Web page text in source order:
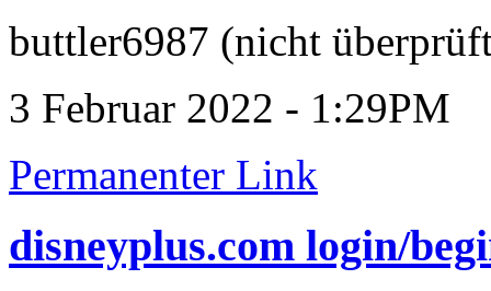
buttler6987 (nicht
3 Februar 2022 - 1:29PM
Permanenter Link
disneyplus.com login/